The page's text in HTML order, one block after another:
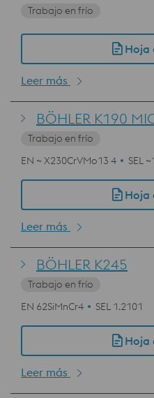
Trabajo en frío
Hoja
Leer más
BÖHLER K190
Trabajo en frío
EN ~ X230CrVMo13 4
SEL
Hoja
Leer más
BÖHLER K245
Trabajo en frío
EN 62SiMnCr4
SEL 1.2101
Hoja
Leer más